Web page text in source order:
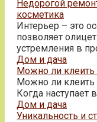
Недорогой
косметика
Интерьер – это
позволяет
устремления в
Дом и дача
Можно ли клеить
Можно ли клеить
Когда наступает
Дом и дача
Уникальность и